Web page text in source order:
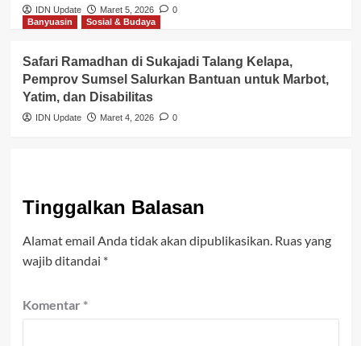
IDN Update Maret 5, 2026
0
Banyuasin
Sosial & Budaya
Safari Ramadhan di Sukajadi Talang Kelapa,
Pemprov Sumsel Salurkan Bantuan untuk Marbot,
Yatim, dan Disabilitas
IDN Update Maret 4, 2026 0
Tinggalkan Balasan
Alamat email Anda tidak akan dipublikasikan. Ruas yang
wajib ditandai *
Komentar *